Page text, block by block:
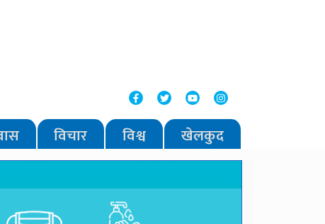
विचार विश्व खेलकुद